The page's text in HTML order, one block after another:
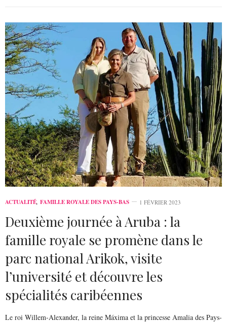
ACTUALITÉ, FAMILLE ROYALE DES PAYS-BAS 1 FÉVRIER 2023
Deuxième journée à Aruba : la
famille royale se promène dans le
parc national Arikok, visite
l’université et découvre les
spécialités caribéennes
Le roi Willem-Alexander, la reine Máxima et la princesse Amalia des Pays-